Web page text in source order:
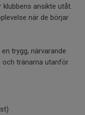
ansikte utåt.
när de börjar
trygg, närvarande
och tränarna utanför